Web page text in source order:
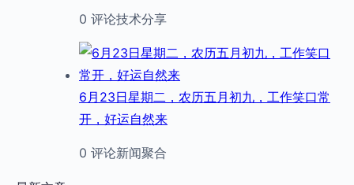
0 评论技术分享
6月23日星期二，农历五月初九，工作笑口常
开，好运自然来
0 评论新闻聚合